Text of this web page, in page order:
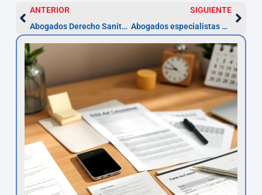
ANTERIOR
Abogados Derecho Sanitario en Girona – Guía práctica
SIGUIENTE
Abogados especialistas en Derecho Tributario en Girona